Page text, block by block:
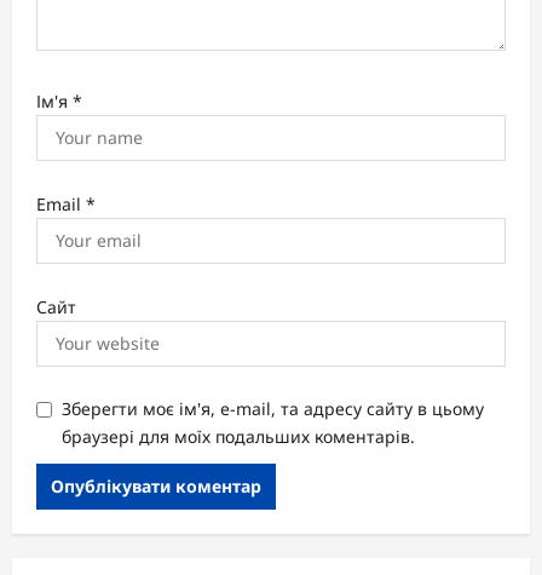
Ім'я *
Email *
Сайт
Зберегти моє ім'я, e-mail, та адресу сайту в цьому
браузері для моїх подальших коментарів.